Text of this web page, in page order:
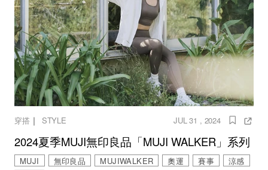
穿搭 ｜ STYLE JUL 31 , 2024
2024夏季MUJI無印良品「MUJI WALKER」系列
MUJI 無印良品 MUJIWALKER 奧運 賽事
涼感